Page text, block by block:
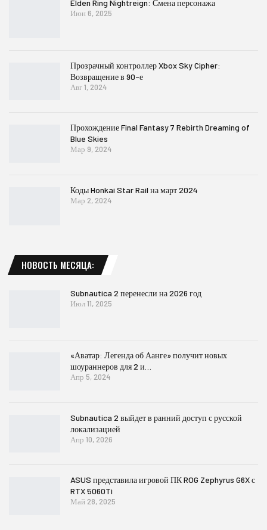
Elden Ring Nightreign: Смена персонажа
Июн 6, 2025
Прозрачный контроллер Xbox Sky Cipher:
Возвращение в 90-е
Авг 1, 2024
Прохождение Final Fantasy 7 Rebirth Dreaming of
Blue Skies
Мар 9, 2024
Коды Honkai Star Rail на март 2024
Мар 2, 2024
НОВОСТЬ МЕСЯЦА:
Subnautica 2 перенесли на 2026 год
Июл 11, 2025
«Аватар: Легенда об Аанге» получит новых
шоураннеров для 2 и…
Апр 5, 2024
Subnautica 2 выйдет в ранний доступ с русской
локализацией
Апр 10, 2026
ASUS представила игровой ПК ROG Zephyrus G6X с
RTX 5060Ti
Май 28, 2025